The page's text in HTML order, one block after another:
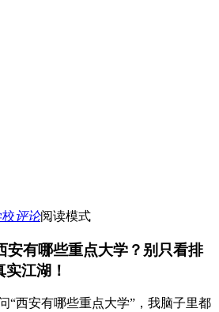
评论阅读模式
安有哪些重点大学？别只看排
江湖！
“西安有哪些重点大学”，我脑子里都